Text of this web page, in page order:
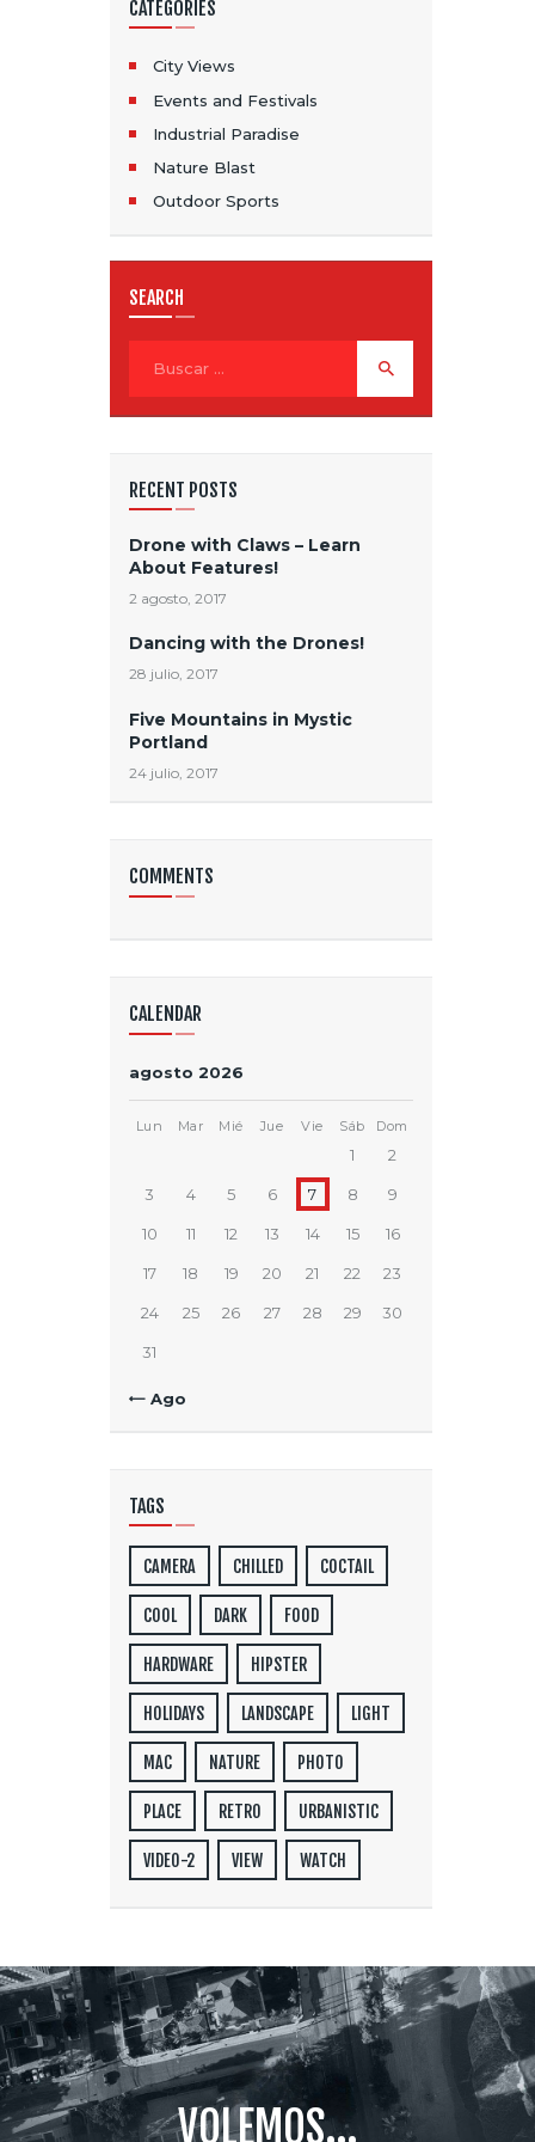
CATEGORIES
City Views
Events and Festivals
Industrial Paradise
Nature Blast
Outdoor Sports
SEARCH
RECENT POSTS
Drone with Claws – Learn
About Features!
2 agosto, 2017
Dancing with the Drones!
28 julio, 2017
Five Mountains in Mystic
Portland
24 julio, 2017
COMMENTS
CALENDAR
agosto 2026
Lun Mar Mié Jue Vie Sáb Dom
1 2
3 4 5 6 7 8 9
10 11 12 13 14 15 16
17 18 19 20 21 22 23
24 25 26 27 28 29 30
31
« Ago
TAGS
CAMERA CHILLED COCTAIL
COOL DARK FOOD
HARDWARE HIPSTER
HOLIDAYS LANDSCAPE LIGHT
MAC NATURE PHOTO
PLACE RETRO URBANISTIC
VIDEO-2 VIEW WATCH
VOLEMOS...